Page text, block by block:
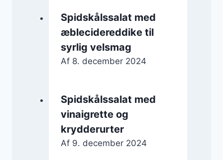
Spidskålssalat med
æblecidereddike til
syrlig velsmag
Af 8. december 2024
Spidskålssalat med
vinaigrette og
krydderurter
Af 9. december 2024